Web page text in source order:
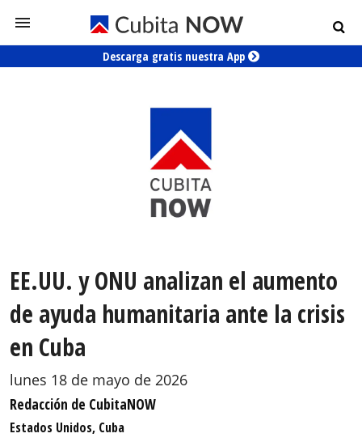
Descarga gratis nuestra App
EE.UU. y ONU analizan el aumento
de ayuda humanitaria ante la crisis
en Cuba
lunes 18 de mayo de 2026
Redacción de CubitaNOW
Estados Unidos, Cuba